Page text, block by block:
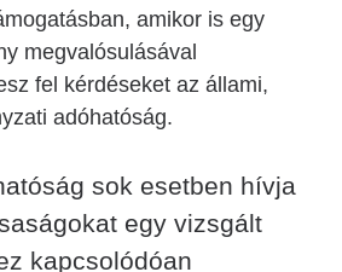
amikor is egy
megvalósulásával
fel kérdéseket az állami,
adóhatóság.
sok esetben hívja
egy vizsgált
kapcsolódóan